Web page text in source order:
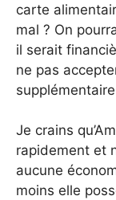
carte
mal ? On
il serait
ne pas
Je crains
rapidement et
aucune
moins elle